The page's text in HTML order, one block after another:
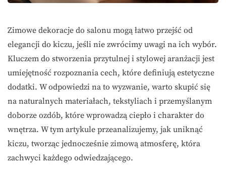
Zimowe dekoracje do salonu mogą łatwo przejść od
elegancji do kiczu, jeśli nie zwrócimy uwagi na ich wybór.
Kluczem do stworzenia przytulnej i stylowej aranżacji jest
umiejętność rozpoznania cech, które definiują estetyczne
dodatki. W odpowiedzi na to wyzwanie, warto skupić się
na naturalnych materiałach, tekstyliach i przemyślanym
doborze ozdób, które wprowadzą ciepło i charakter do
wnętrza. W tym artykule przeanalizujemy, jak uniknąć
kiczu, tworząc jednocześnie zimową atmosferę, która
zachwyci każdego odwiedzającego.